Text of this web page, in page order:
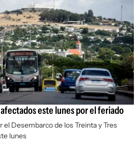
este lunes por el feriado
el Desembarco de los Treinta y Tres
lunes